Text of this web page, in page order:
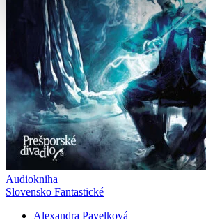
Audiokniha
Slovensko Fantastické
Alexandra Pavelková